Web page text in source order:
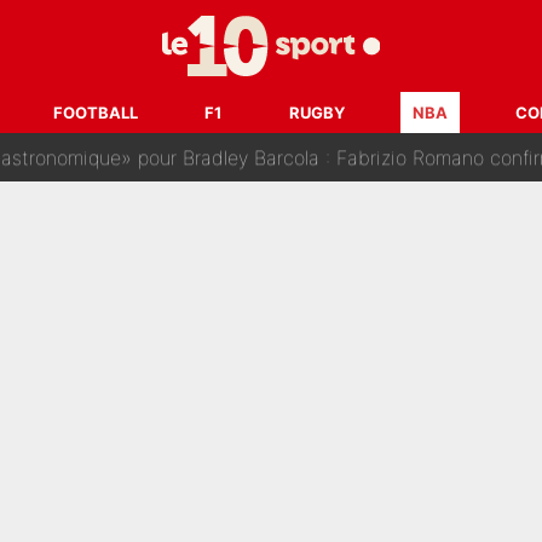
FOOTBALL F1 RUGBY NBA
Godts : Luis Campos prépare déjà une nouvelle
L’Équipe : L’IA conseille cinq noms à Olivier Ménard
pour Bradley Barcola : Fabrizio Romano